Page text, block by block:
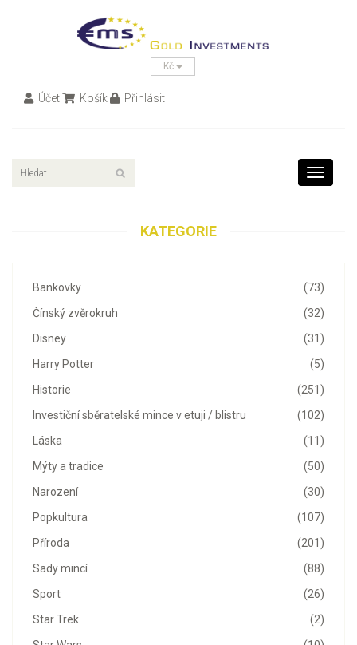
Kč
Účet Košík Přihlásit
Toggle
KATEGORIE
(73)
Bankovky
(32)
Čínský zvěrokruh
(31)
Disney
(5)
Harry Potter
(251)
Historie
(102)
Investiční sběratelské mince v etuji / blistru
(11)
Láska
(50)
Mýty a tradice
(30)
Narození
(107)
Popkultura
(201)
Příroda
(88)
Sady mincí
(26)
Sport
(2)
Star Trek